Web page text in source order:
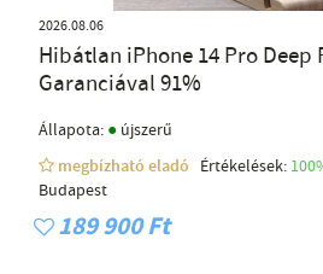
2026.08.06
Hibátlan iPhone 14 Pro Deep
Garanciával 91%
Állapota: ● újszerű
megbízható eladó
Értékelések:
Budapest
189 900 Ft